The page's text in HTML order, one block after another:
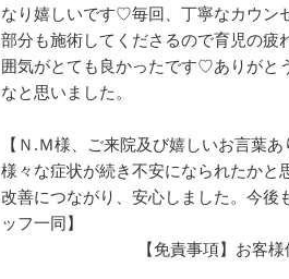
なり嬉しいです♡毎回、丁寧なカウン
部分も施術してくださるので育児の疲
囲気がとても良かったです♡ありがと
なと思いました。
【Ｎ.Ｍ様、ご来院及び嬉しいお言葉
様々な症状が続き不安になられたかと
改善につながり、安心しました。今後
ッフ一同】
【免責事項】お客